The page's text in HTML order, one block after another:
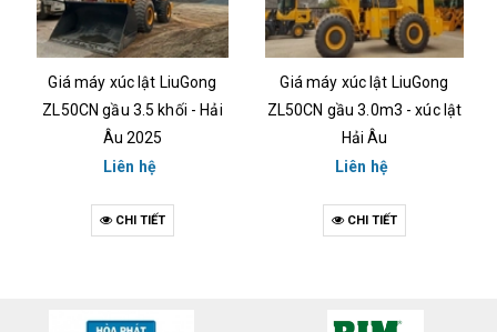
Giá máy xúc lật LiuGong
ZL50CN gầu 3.0m3 - xúc lật
Hải Âu
Liên hệ
CHI TIẾT
Máy Xúc Lật LiuGong
CLG856H Max Gầu 4.2m3
Chuyên Mỏ Đá - Cty Hải Âu
Liên hệ
CHI TIẾT